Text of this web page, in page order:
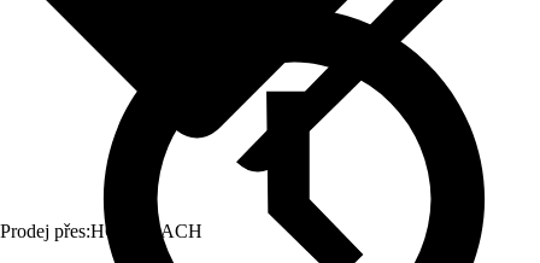
Prodej přes:HORNBACH